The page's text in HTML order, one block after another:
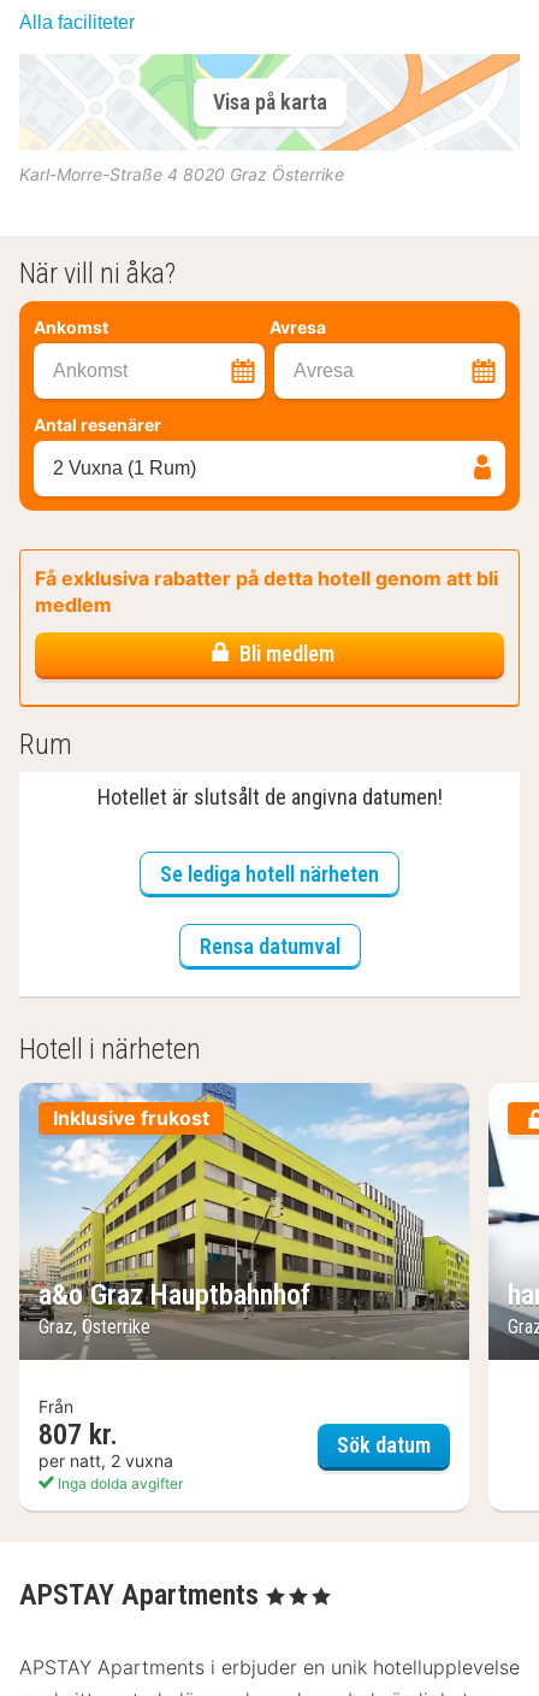
Alla faciliteter
Visa på karta
Karl-Morre-Straße 4 8020 Graz Österrike
När vill ni åka?
Ankomst Avresa
Ankomst Avresa
Antal resenärer
2 Vuxna (1 Rum)
Få exklusiva rabatter på detta hotell genom att bli
medlem
Bli medlem
Rum
Hotellet är slutsålt de angivna datumen!
Se lediga hotell närheten
Rensa datumval
Hotell i närheten
Inklusive frukost
a&o Graz Hauptbahnhof
Graz, Österrike
Från
807 kr.
per natt, 2 vuxna
Inga dolda avgifter
Sök datuma&o Graz
APSTAY Apartments , 3 Stjärnor
APSTAY Apartments i erbjuder en unik hotellupplevelse